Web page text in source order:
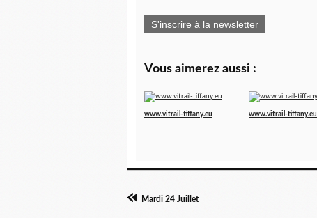
S'inscrire à la newsletter
Vous aimerez aussi :
www.vitrail-tiffany.eu
www.vitrail-tiffany.eu
Mardi 24 Juillet